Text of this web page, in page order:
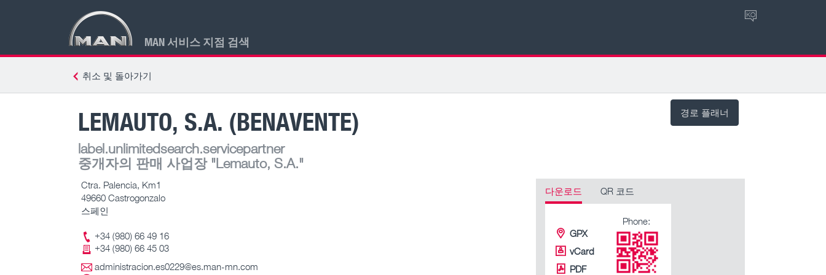
MAN 서비스 지점 검색
KO
취소 및 돌아가기
경로 플래너
LEMAUTO, S.A. (BENAVENTE)
label.unlimitedsearch.servicepartner
중개자의 판매 사업장"Lemauto, S.A."
Ctra. Palencia, Km1
49660 Castrogonzalo
스페인
+34 (980) 66 49 16
+34 (980) 66 45 03
administracion.es0229@es.man-mn.com
다운로드 QR 코드
GPX
vCard
PDF
Phone: